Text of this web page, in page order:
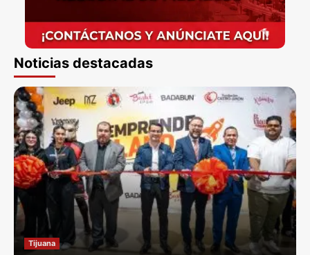
Noticias destacadas
Tijuana